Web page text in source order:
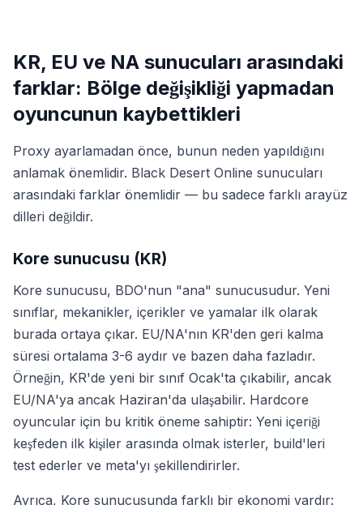
KR, EU ve NA sunucuları arasındaki
farklar: Bölge değişikliği yapmadan
oyuncunun kaybettikleri
Proxy ayarlamadan önce, bunun neden yapıldığını
anlamak önemlidir. Black Desert Online sunucuları
arasındaki farklar önemlidir — bu sadece farklı arayüz
dilleri değildir.
Kore sunucusu (KR)
Kore sunucusu, BDO'nun "ana" sunucusudur. Yeni
sınıflar, mekanikler, içerikler ve yamalar ilk olarak
burada ortaya çıkar. EU/NA'nın KR'den geri kalma
süresi ortalama 3-6 aydır ve bazen daha fazladır.
Örneğin, KR'de yeni bir sınıf Ocak'ta çıkabilir, ancak
EU/NA'ya ancak Haziran'da ulaşabilir. Hardcore
oyuncular için bu kritik öneme sahiptir: Yeni içeriği
keşfeden ilk kişiler arasında olmak isterler, build'leri
test ederler ve meta'yı şekillendirirler.
Ayrıca, Kore sunucusunda farklı bir ekonomi vardır: